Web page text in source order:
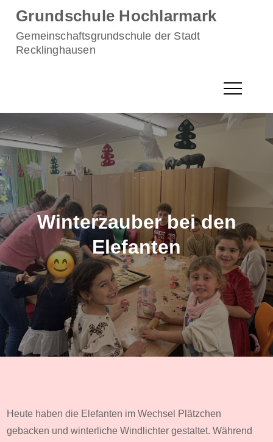
content
Grundschule Hochlarmark
Gemeinschaftsgrundschule der Stadt
Recklinghausen
Winterzauber bei den
Elefanten
Heute haben die Elefanten im Wechsel Plätzchen
gebacken und winterliche Windlichter gestaltet. Während